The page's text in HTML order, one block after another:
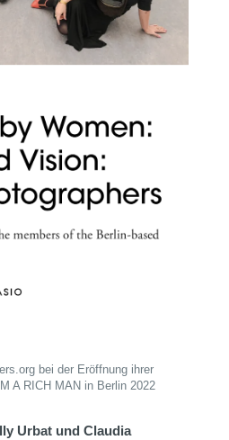
bei der Eröffnung ihrer
A RICH MAN in Berlin 2022
Urbat und Claudia